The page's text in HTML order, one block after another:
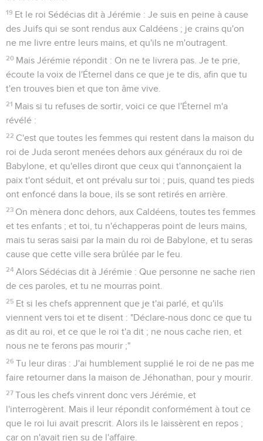
19 Et le roi Sédécias dit à Jérémie : Je suis en peine à cause
des Juifs qui se sont rendus aux Caldéens ; je crains qu'on
ne me livre entre leurs mains, et qu'ils ne m'outragent.
20 Mais Jérémie répondit : On ne te livrera pas. Je te prie,
écoute la voix de l'Éternel dans ce que je te dis, afin que tu
t'en trouves bien et que ton âme vive.
21 Mais si tu refuses de sortir, voici ce que l'Éternel m'a
révélé :
22 C'est que toutes les femmes qui restent dans la maison du
roi de Juda seront menées dehors aux généraux du roi de
Babylone, et qu'elles diront que ceux qui t'annonçaient la
paix t'ont séduit, et ont prévalu sur toi ; puis, quand tes pieds
ont enfoncé dans la boue, ils se sont retirés en arrière.
23 On mènera donc dehors, aux Caldéens, toutes tes femmes
et tes enfants ; et toi, tu n'échapperas point de leurs mains,
mais tu seras saisi par la main du roi de Babylone, et tu seras
cause que cette ville sera brûlée par le feu.
24 Alors Sédécias dit à Jérémie : Que personne ne sache rien
de ces paroles, et tu ne mourras point.
25 Et si les chefs apprennent que je t'ai parlé, et qu'ils
viennent vers toi et te disent : "Déclare-nous donc ce que tu
as dit au roi, et ce que le roi t'a dit ; ne nous cache rien, et
nous ne te ferons pas mourir ;"
26 Tu leur diras : J'ai humblement supplié le roi de ne pas me
faire retourner dans la maison de Jéhonathan, pour y mourir.
27 Tous les chefs vinrent donc vers Jérémie, et
l'interrogèrent. Mais il leur répondit conformément à tout ce
que le roi lui avait prescrit. Alors ils le laissèrent en repos ;
car on n'avait rien su de l'affaire.